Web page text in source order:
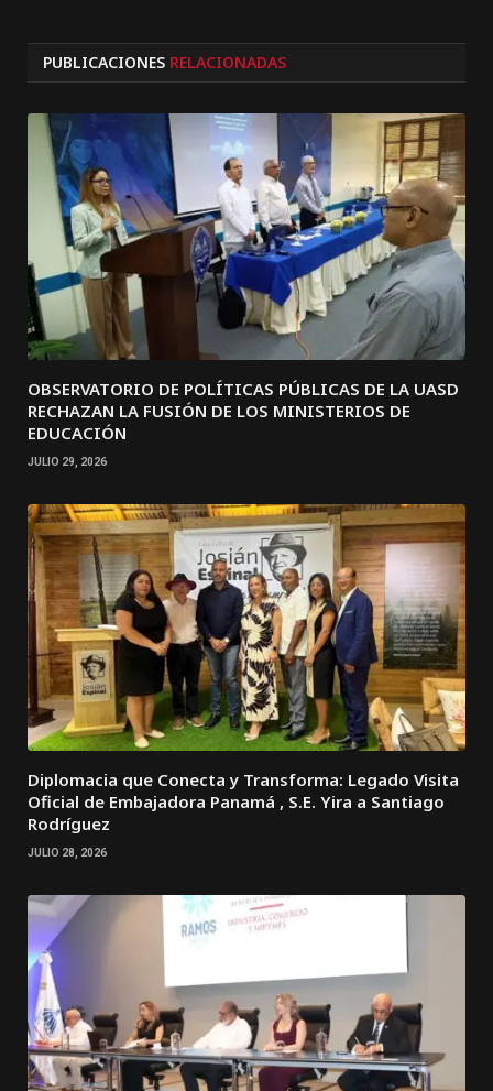
PUBLICACIONES RELACIONADAS
OBSERVATORIO DE POLÍTICAS PÚBLICAS DE LA UASD
RECHAZAN LA FUSIÓN DE LOS MINISTERIOS DE
EDUCACIÓN
JULIO 29, 2026
Diplomacia que Conecta y Transforma: Legado Visita
Oficial de Embajadora Panamá , S.E. Yira a Santiago
Rodríguez
JULIO 28, 2026